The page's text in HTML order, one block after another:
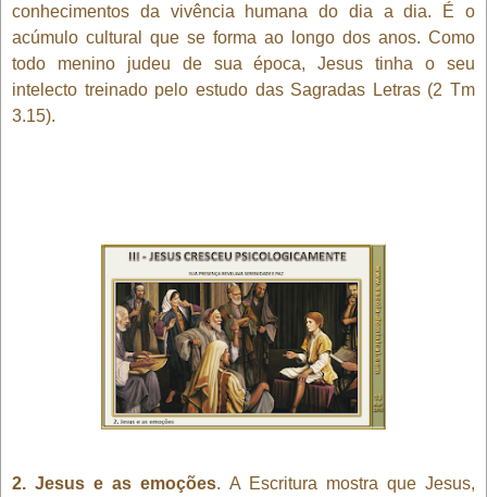
conhecimentos da vivência humana do dia a dia. É o
acúmulo cultural que se forma ao longo dos anos. Como
todo menino judeu de sua época, Jesus tinha o seu
intelecto treinado pelo estudo das Sagradas Letras (2 Tm
3.15).
2. Jesus e as emoções. A Escritura mostra que Jesus,